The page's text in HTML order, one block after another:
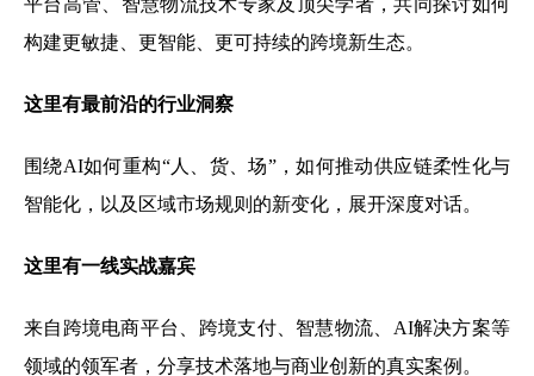
平台高管、智慧物流技术专家及顶尖学者，共同探讨如何
构建更敏捷、更智能、更可持续的跨境新生态。
这里有最前沿的行业洞察
围绕AI如何重构“人、货、场”，如何推动供应链柔性化与
智能化，以及区域市场规则的新变化，展开深度对话。
这里有一线实战嘉宾
来自跨境电商平台、跨境支付、智慧物流、AI解决方案等
领域的领军者，分享技术落地与商业创新的真实案例。